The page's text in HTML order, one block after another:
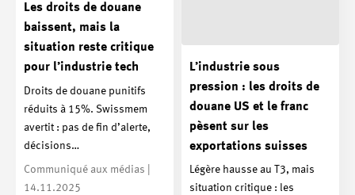
Les droits de douane
baissent, mais la
situation reste critique
pour l’industrie tech
Droits de douane punitifs
réduits à 15%. Swissmem
avertit : pas de fin d’alerte,
décisions…
Communiqué aux médias |
14.11.2025
L’industrie sous
pression : les droits de
douane US et le franc
pèsent sur les
exportations suisses
Légère hausse au T3, mais
situation critique : les